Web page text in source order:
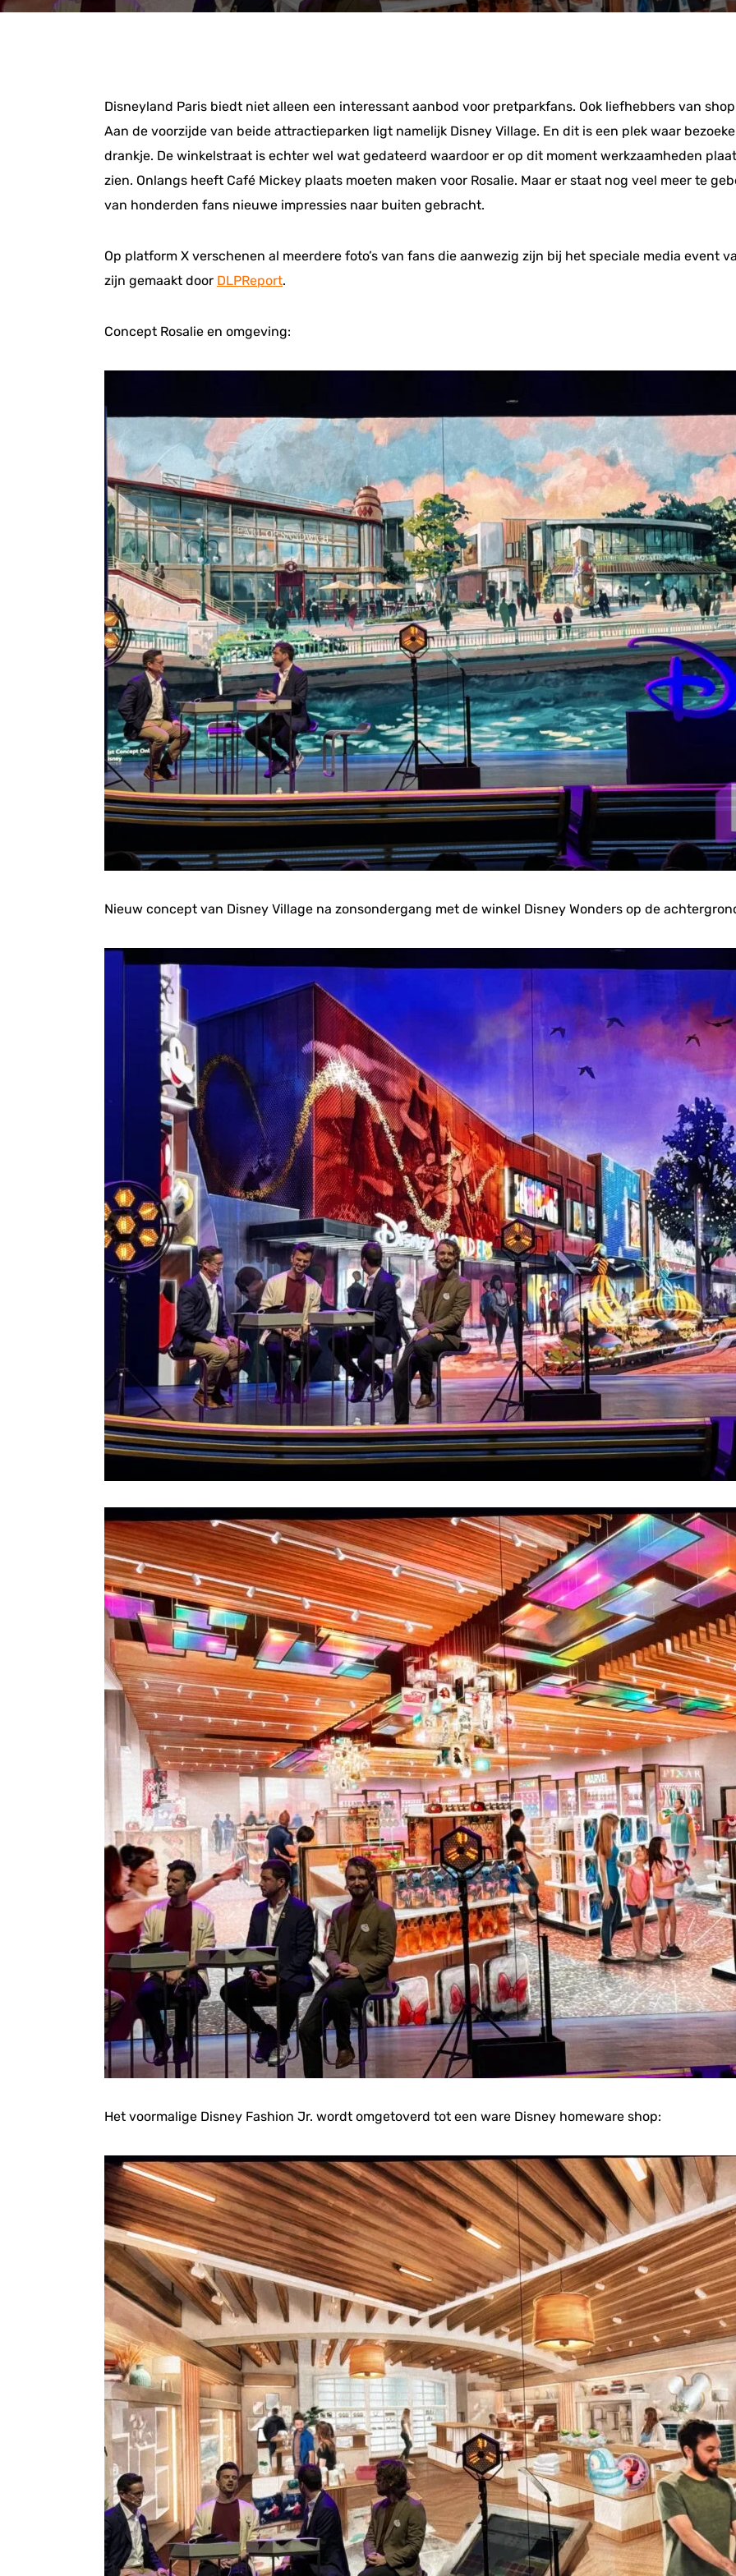
Disneyland Paris biedt niet alleen een interessant aanbod voor pretparkfans. Ook liefhebbers van
Aan de voorzijde van beide attractieparken ligt namelijk Disney Village. En dit is een plek waar
drankje. De winkelstraat is echter wel wat gedateerd waardoor er op dit moment werkzaamheden
zien. Onlangs heeft Café Mickey plaats moeten maken voor Rosalie. Maar er staat nog veel meer te
van honderden fans nieuwe impressies naar buiten gebracht.
Op platform X verschenen al meerdere foto’s van fans die aanwezig zijn bij het speciale media event
zijn gemaakt door DLPReport.
Concept Rosalie en omgeving:
Nieuw concept van Disney Village na zonsondergang met de winkel Disney Wonders op de
Het voormalige Disney Fashion Jr. wordt omgetoverd tot een ware Disney homeware shop: